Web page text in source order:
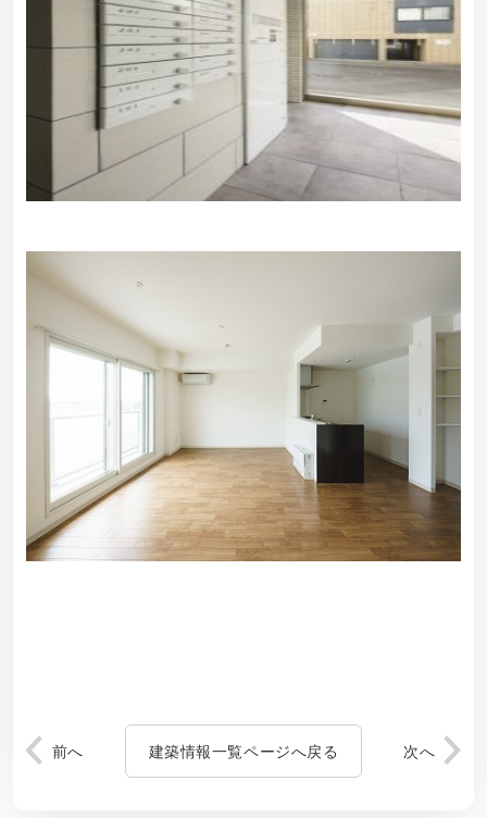
前へ 建築情報一覧ページへ戻る 次へ